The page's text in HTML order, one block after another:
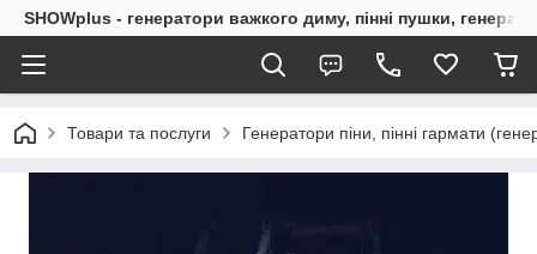
SHOWplus - генератори важкого диму, пінні пушки,
Товари та послуги Генератори піни, пінні гармати